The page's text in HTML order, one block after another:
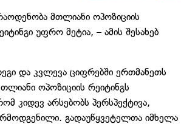
მთლიანი ოპოზიციის
უფრო მეტია, – ამის შესახებ
და კვლევა ციფრებში ერთმანეთს
ოპოზიციის რეიტინგს
კიდევ არსებობს პერსპექტივა,
გადაუწყვეტელთა იმხელა